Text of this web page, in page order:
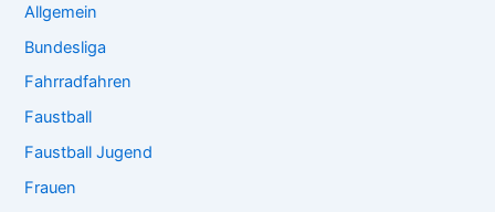
Allgemein
Bundesliga
Fahrradfahren
Faustball
Faustball Jugend
Frauen